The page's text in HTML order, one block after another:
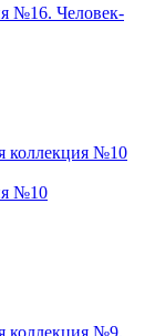
№16. Человек-
№10